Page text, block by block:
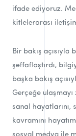
ifade ediyoruz.
kitlelerarası
Bir bakış
şeffaflaştırdı,
başka bakış
Gerçeğe ulaşmayı
sanal hayatlarını,
kavramını